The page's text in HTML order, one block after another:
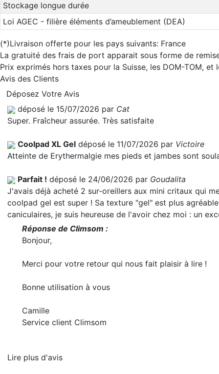
Stockage longue durée
Loi AGEC - filière éléments d’ameublement (DEA)
(*)Livraison offerte pour les pays suivants: France
La gratuité des frais de port apparait sous forme de
Prix exprimés hors taxes pour la Suisse, les DOM-TOM,
Avis des Clients
Déposez Votre Avis
déposé le 15/07/2026 par Cat
Super. Fraîcheur assurée. Très satisfaite
Coolpad XL Gel déposé le 11/07/2026 par Victoire
Atteinte de Erythermalgie mes pieds et jambes sont
Parfait ! déposé le 24/06/2026 par Goudalita
J'avais déjà acheté 2 sur-oreillers aux mini critaux qui
coolpad gel est super ! Sa texture "gel" est plus
caniculaires, je suis heureuse de l'avoir chez moi : un
Réponse de Climsom :
Bonjour,
Merci pour votre retour qui nous fait plaisir à lire !
Bonne utilisation à vous
Camille
Service client Climsom
Lire plus d'avis